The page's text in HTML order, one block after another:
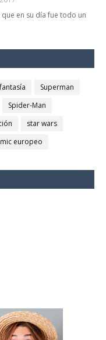
en su día fue todo un
fantasía
Superman
Spider-Man
star wars
europeo